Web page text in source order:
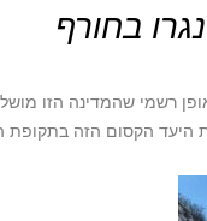
בחורף
רשמי שהמדינה הזו
היעד הקסום הזה בתקופת